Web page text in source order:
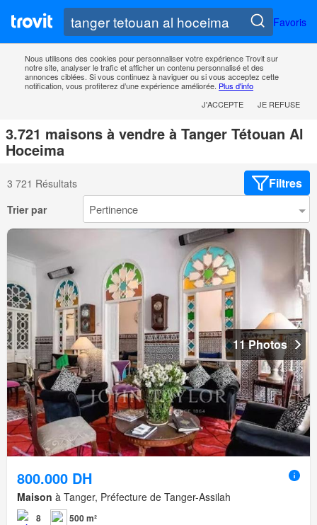
Favoris
Nous utilisons des cookies pour personnaliser votre expérience Trovit sur
notre site, analyser le trafic et afficher un contenu personnalisé et des
annonces ciblées. Si vous continuez à naviguer ou si vous acceptez cette
notification, vous profiterez d’une expérience améliorée. Plus d'info
J'ACCEPTE
JE REFUSE
3.721 maisons à vendre à Tanger Tétouan Al
Hoceima
3 721 Résultats Filtres
Trier par
11 Photos
800.000 DH
Maison à Tanger, Préfecture de Tanger-Assilah
8 500 m²